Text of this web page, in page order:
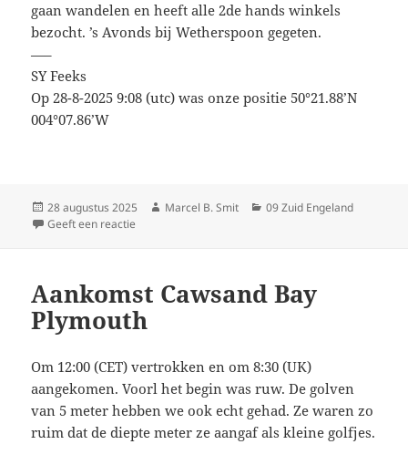
gaan wandelen en heeft alle 2de hands winkels
bezocht. ’s Avonds bij Wetherspoon gegeten.
—–
SY Feeks
Op 28-8-2025 9:08 (utc) was onze positie 50°21.88’N
004°07.86’W
Geplaatst
op
28 augustus 2025 Auteur
Marcel B. Smit Categorieën
09 Zuid Engeland
Geeft een reactie
Aankomst Cawsand Bay
Plymouth
Om 12:00 (CET) vertrokken en om 8:30 (UK)
aangekomen. Voorl het begin was ruw. De golven
van 5 meter hebben we ook echt gehad. Ze waren zo
ruim dat de diepte meter ze aangaf als kleine golfjes.